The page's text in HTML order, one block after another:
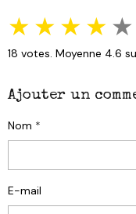
★★★★★
18 votes. Moyenne 4.6
Ajouter un
Nom
E-mail